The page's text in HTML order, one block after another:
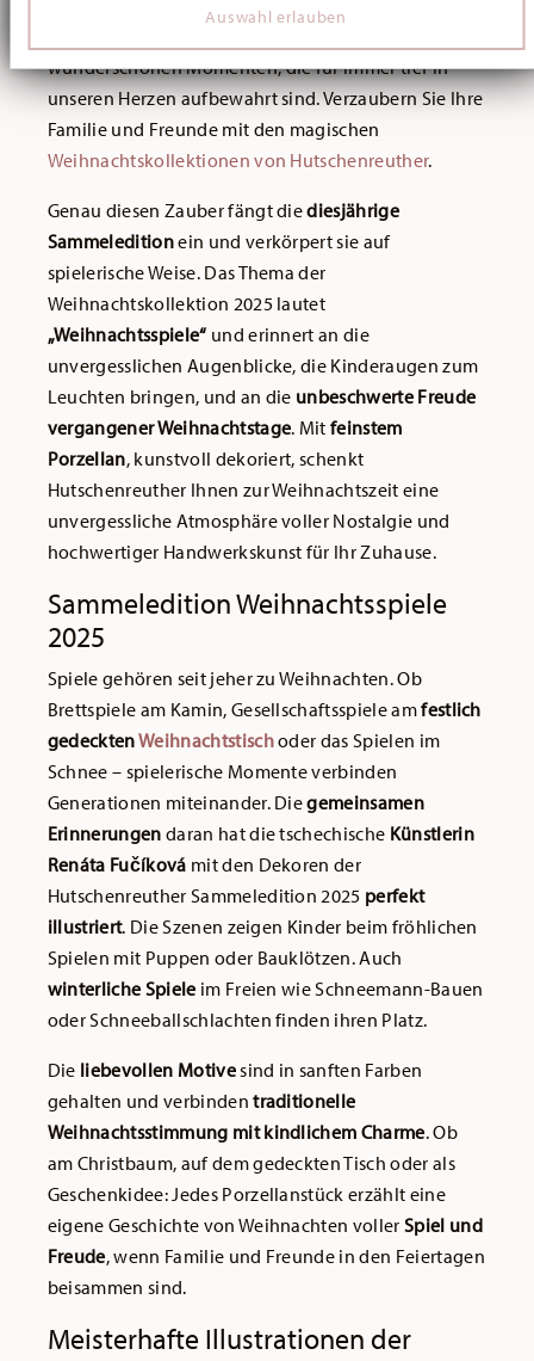
soziale Medien, Werbung und Analysen weiter. Unsere
weiteren Daten zusammen, die Sie ihnen bereitgestellt
haben oder die sie im Rahmen Ihrer Nutzung der Dienste
gesammelt haben.
Auswahl erlauben
Geborgenheit und Freude. Sie ist geprägt von
wunderschönen Momenten, die für immer tief in
unseren Herzen aufbewahrt sind. Verzaubern Sie Ihre
Familie und Freunde mit den magischen
Weihnachtskollektionen von Hutschenreuther.
Genau diesen Zauber fängt diediesjährige
Sammeleditionein und verkörpert sie auf
spielerische Weise. Das Thema der
Weihnachtskollektion 2025 lautet
„Weihnachtsspiele“ und erinnert an die
unvergesslichen Augenblicke, die Kinderaugen zum
Leuchten bringen, und an die unbeschwerte Freude
vergangener Weihnachtstage. Mitfeinstem
Porzellan, kunstvoll dekoriert, schenkt
Hutschenreuther Ihnen zur Weihnachtszeit eine
unvergessliche Atmosphäre voller Nostalgie und
hochwertiger Handwerkskunst für Ihr Zuhause.
Sammeledition Weihnachtsspiele
2025
Spiele gehören seit jeher zu Weihnachten. Ob
Brettspiele am Kamin, Gesellschaftsspiele amfestlich
gedecktenWeihnachtstischoder das Spielen im
Schnee – spielerische Momente verbinden
Generationen miteinander. Diegemeinsamen
Erinnerungen daran hat die tschechische Künstlerin
Renáta Fučíková mit den Dekoren der
Hutschenreuther Sammeledition 2025 perfekt
illustriert. Die Szenen zeigen Kinder beim fröhlichen
Spielen mit Puppen oder Bauklötzen. Auch
winterliche Spiele im Freien wie Schneemann-Bauen
oder Schneeballschlachten finden ihren Platz.
Die liebevollen Motivesind in sanften Farben
gehalten und verbindentraditionelle
Weihnachtsstimmung mit kindlichem Charme. Ob
am Christbaum, auf dem gedeckten Tisch oder als
Geschenkidee: Jedes Porzellanstück erzählt eine
eigene Geschichte von Weihnachten voller Spiel und
Freude, wenn Familie und Freunde in den Feiertagen
beisammen sind.
Meisterhafte Illustrationen der